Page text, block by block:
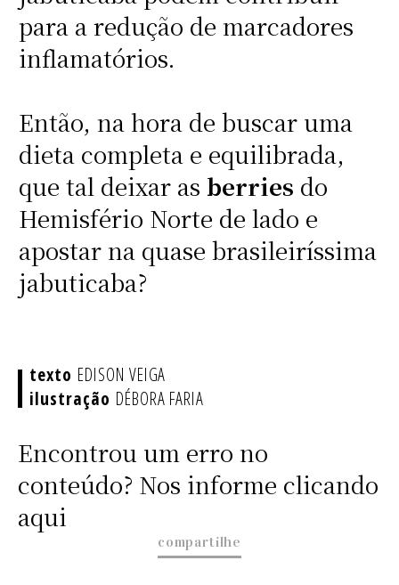
para a redução de marcadores
inflamatórios.
Então, na hora de buscar uma
dieta completa e equilibrada,
que tal deixar as berries do
Hemisfério Norte de lado e
apostar na quase brasileiríssima
jabuticaba?
EDISON VEIGA
DÉBORA FARIA
Encontrou um erro no
conteúdo? Nos informe clicando
aqui
compartilhe